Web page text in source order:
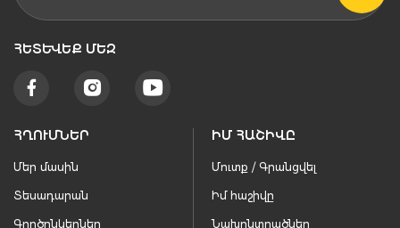
ՀԵՏԵՒԵՔ ՄԵԶ
ՀՂՈՒՄՆԵՐ
Մեր մասին
Տեսադարան
Գործընկերներ
ԻՄ ՀԱՇԻՎԸ
Մուտք / Գրանցվել
Իմ հաշիվը
Նախընտրածներ